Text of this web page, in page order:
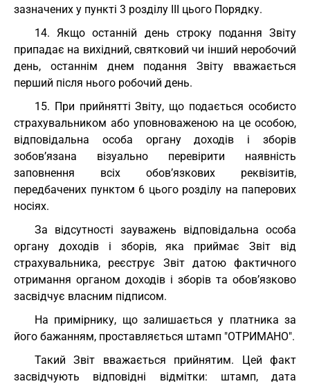
зазначених у пункті 3 розділу III цього Порядку.
14. Якщо останній день строку подання Звіту
припадає на вихідний, святковий чи інший неробочий
день, останнім днем подання Звіту вважається
перший після нього робочий день.
15. При прийнятті Звіту, що подається особисто
страхувальником або уповноваженою на це особою,
відповідальна особа органу доходів і зборів
зобов’язана візуально перевірити наявність
заповнення всіх обов’язкових реквізитів,
передбачених пунктом 6 цього розділу на паперових
носіях.
За відсутності зауважень відповідальна особа
органу доходів і зборів, яка приймає Звіт від
страхувальника, реєструє Звіт датою фактичного
отримання органом доходів і зборів та обов’язково
засвідчує власним підписом.
На примірнику, що залишається у платника за
його бажанням, проставляється штамп "ОТРИМАНО".
Такий Звіт вважається прийнятим. Цей факт
засвідчують відповідні відмітки: штамп, дата